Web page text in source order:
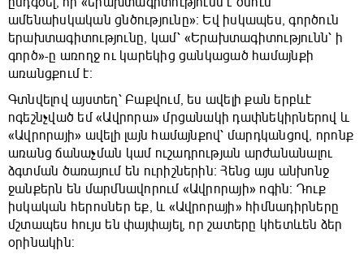
ամենաիսկական ցնծությունը»։ Եվ իսկապես, գործուն
երախտագիտությունը, կամ՝ «Երախտագիտությունն՝ ի
գործ»-ը առողջ ու կարեկից ցանկացած համայնքի
առանցքում է։
Գտնվելով այստեղ՝ Բաքվում, ես ավելի քան երբևէ
ոգեշնչված եմ «Ավրորա» մրցանակի դափնեկիրներով և
«Ավրորայի» ավելի լայն համայնքով՝ մարդկանցով, որոնք
առանց ճանաչման կամ ուշադրության արժանանալու
ձգտման ծառայում են ուրիշներին։ Հենց այս անխոնջ
ջանքերն են մարմնավորում «Ավրորայի» ոգին։ Դուք
իսկական հերոսներ եք, և «Ավրորայի» հիմնադիրները
մշտապես հույս են փայփայել, որ շատերը կհետևեն ձեր
օրինակին: